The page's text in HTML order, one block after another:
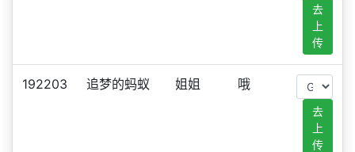
去
上
传
192203 追梦的蚂蚁 姐姐 哦
去
上
传